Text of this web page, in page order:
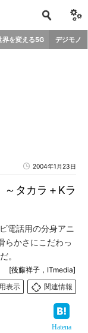
界を変える5G デジモノ
2004年1月23日
～タカラ＋Kラ
電話用の分身アニ
らかさにこだわっ
。
[後藤祥子，ITmedia]
表示
関連情報
Hatena